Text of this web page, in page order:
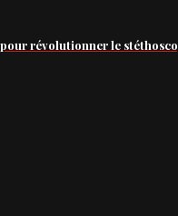
révolutionner le